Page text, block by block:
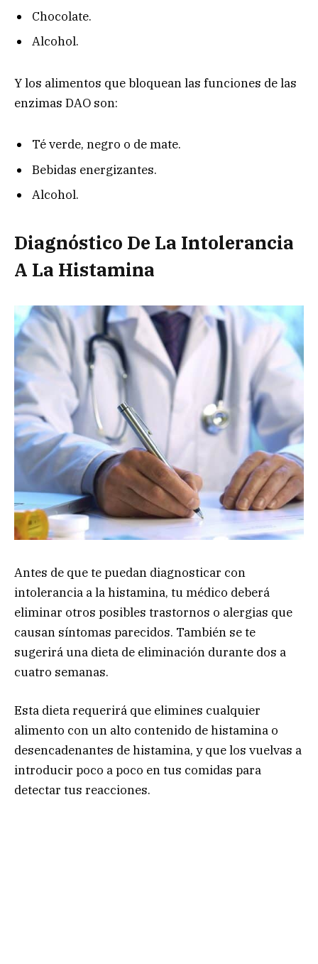
Chocolate.
Alcohol.
Y los alimentos que bloquean las funciones de las
enzimas DAO son:
Té verde, negro o de mate.
Bebidas energizantes.
Alcohol.
Diagnóstico De La Intolerancia
A La Histamina
Antes de que te puedan diagnosticar con
intolerancia a la histamina, tu médico deberá
eliminar otros posibles trastornos o alergias que
causan síntomas parecidos. También se te
sugerirá una dieta de eliminación durante dos a
cuatro semanas.
Esta dieta requerirá que elimines cualquier
alimento con un alto contenido de histamina o
desencadenantes de histamina, y que los vuelvas a
introducir poco a poco en tus comidas para
detectar tus reacciones.